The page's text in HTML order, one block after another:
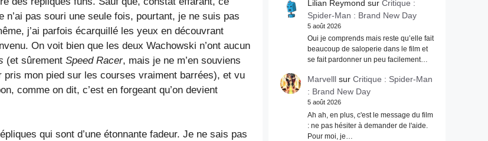
pas souri une seule fois, pourtant, je ne suis pas
j’ai parfois écarquillé les yeux en découvrant
On voit bien que les deux Wachowski n’ont aucun
(et sûrement Speed Racer, mais je ne m’en souviens
mon pied sur les courses vraiment barrées), et vu
comme on dit, c’est en forgeant qu’on devient
qui sont d’une étonnante fadeur. Je ne sais pas
Lilian Reymond sur Critique :
Spider-Man : Brand New Day
5 août 2026
Oui je comprends mais reste qu’elle fait
beaucoup de saloperie dans le film et
se fait pardonner un peu facilement…
Marvelllsur Critique : Spider-Man
: Brand New Day
5 août 2026
Ah ah, en plus, c'est le message du film
: ne pas hésiter à demander de l'aide.
Pour moi, je…